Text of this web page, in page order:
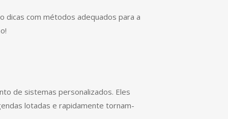
com métodos adequados para a
de sistemas personalizados. Eles
lotadas e rapidamente tornam-